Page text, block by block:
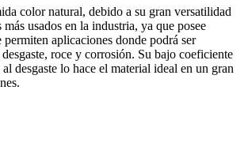
color natural, debido a su gran versatilidad
usados en la industria, ya que posee
permiten aplicaciones donde podrá ser
roce y corrosión. Su bajo coeficiente
desgaste lo hace el material ideal en un gran